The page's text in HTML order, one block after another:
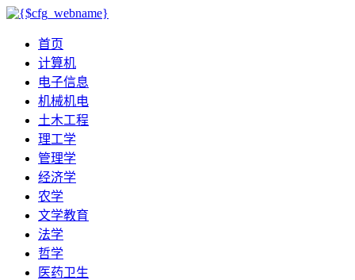
首页
计算机
电子信息
机械机电
土木工程
理工学
管理学
经济学
农学
文学教育
法学
哲学
医药卫生